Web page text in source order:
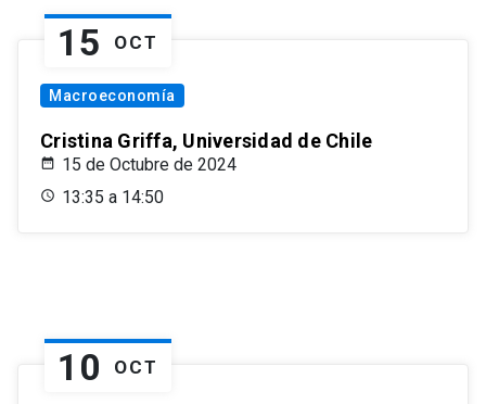
15 OCT
Macroeconomía
Cristina Griffa, Universidad de Chile
15 de Octubre de 2024
13:35 a 14:50
10 OCT